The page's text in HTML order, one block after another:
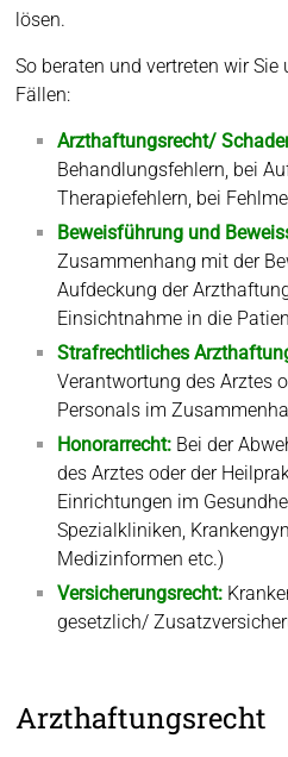
lösen.
So beraten und vertreten wir Sie
Fällen:
Arzthaftungsrecht/
Behandlungsfehlern, bei
Therapiefehlern, bei
Beweisführung und
Zusammenhang mit der
Aufdeckung der
Einsichtnahme in die
Strafrechtliches
Verantwortung des Arztes
Personals im
Honorarrecht: Bei der
des Arztes oder der
Einrichtungen im
Spezialkliniken,
Medizinformen etc.)
Versicherungsrecht:
gesetzlich/
Arzthaftungsrecht